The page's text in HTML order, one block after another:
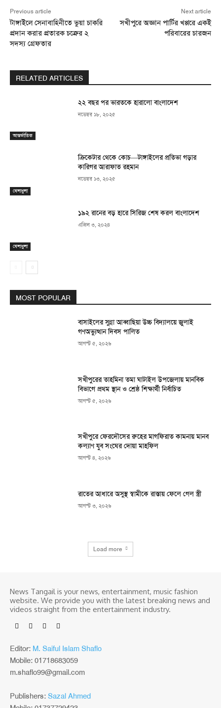
Previous article
টাঙ্গাইলে সেনাবাহিনীতে ভুয়া চাকরি
প্রদান করার প্রতারক চক্রের ২
সদস্য গ্রেফতার
Next article
সখীপুরে অজ্ঞান পার্টির খপ্পরে একই
পরিবারের চারজন
RELATED ARTICLES
আন্তর্জাতিক
২২ বছর পর ভারতকে হারালো বাংলাদেশ
নভেম্বর ১৮, ২০২৫
খেলাধুলা
ক্রিকেটার থেকে কোচ—টাঙ্গাইলের প্রতিভা গড়ার
কারিগর আরাফাত রহমান
নভেম্বর ১৩, ২০২৫
খেলাধুলা
১৯২ রানের বড় হারে সিরিজ শেষ করল বাংলাদেশ
এপ্রিল ৩, ২০২৪
MOST POPULAR
বাসাইলের সুন্না আব্বাছিয়া উচ্চ বিদ্যালয়ে জুলাই
গণঅভ্যুত্থান দিবস পালিত
আগস্ট ৫, ২০২৬
সখীপুরের তাহমিনা তমা ঘাটাইল উপজেলায় মানবিক
বিভাগে প্রথম স্থান ও শ্রেষ্ঠ শিক্ষার্থী নির্বাচিত
আগস্ট ৫, ২০২৬
সখীপুরে ফেরদৌসের রুহের মাগফিরাত কামনায় মানব
কল্যাণ যুব সংঘের দোয়া মাহফিল
আগস্ট ৪, ২০২৬
রাতের আধারে অসুস্থ স্বামীকে রাস্তায় ফেলে গেল স্ত্রী
আগস্ট ৩, ২০২৬
Load more
News Tangail is your news, entertainment, music fashion
website. We provide you with the latest breaking news and
videos straight from the entertainment industry.
Editor: M. Saiful Islam Shaflo
Mobile: 01718683059
m.shaflo99@gmail.com
Publishers: Sazal Ahmed